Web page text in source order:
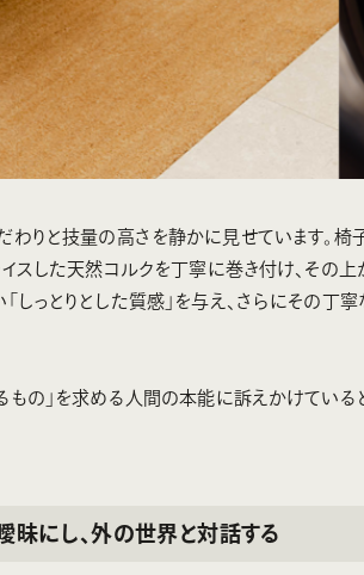
りと技量の高さを静かに見せています。
スした天然コルクを丁寧に巻き付け、その
っとりとした質感」を与え、さらにその丁
の」を求める人間の本能に訴えかけている
昧にし、外の世界と対話する